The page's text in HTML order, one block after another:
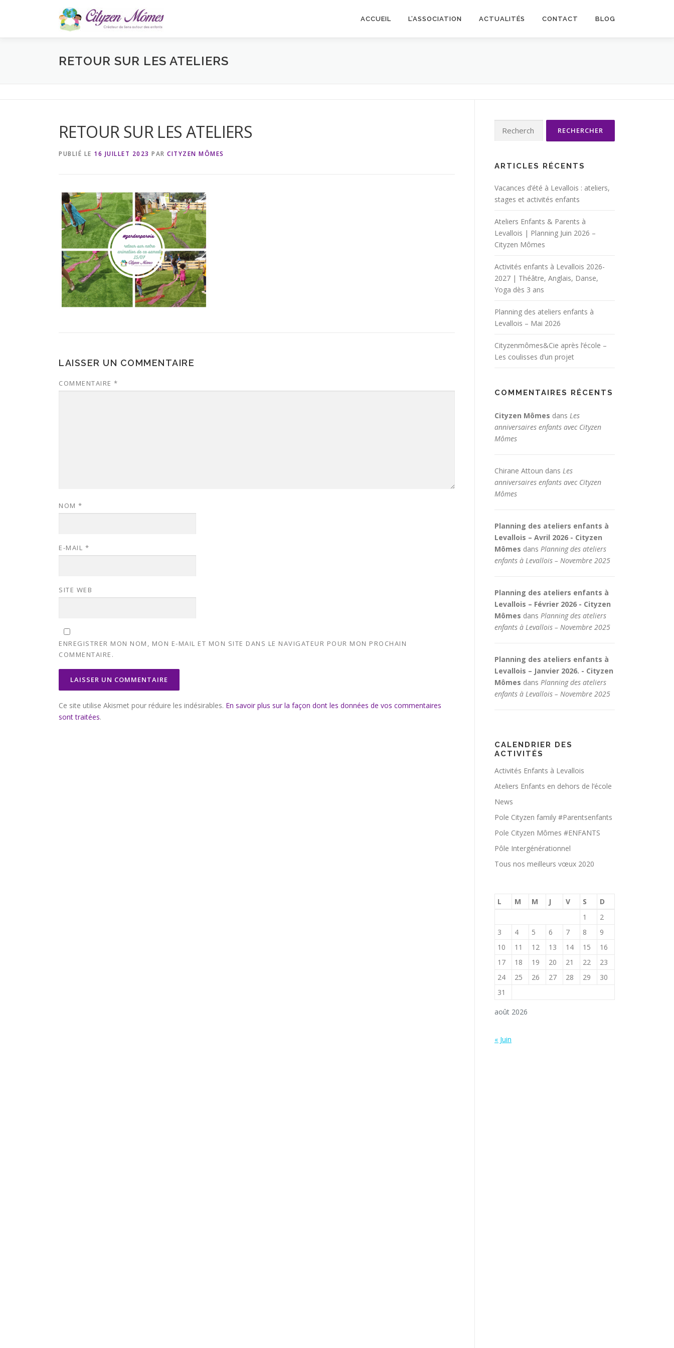
ACCUEIL L’ASSOCIATION ACTUALITÉS CONTACT BLOG
RETOUR SUR LES ATELIERS
RETOUR SUR LES ATELIERS
PUBLIÉ LE 16 JUILLET 2023 PAR CITYZEN MÔMES
LAISSER UN COMMENTAIRE
COMMENTAIRE *
NOM *
E-MAIL *
SITE WEB
ENREGISTRER MON NOM, MON E-MAIL ET MON SITE DANS LE NAVIGATEUR POUR MON PROCHAIN
COMMENTAIRE.
Ce site utilise Akismet pour réduire les indésirables. En savoir plus sur la façon dont les données de vos commentaires
sont traitées.
ARTICLES RÉCENTS
Vacances d’été à Levallois : ateliers,
stages et activités enfants
Ateliers Enfants & Parents à
Levallois | Planning Juin 2026 –
Cityzen Mômes
Activités enfants à Levallois 2026-
2027 | Théâtre, Anglais, Danse,
Yoga dès 3 ans
Planning des ateliers enfants à
Levallois – Mai 2026
Cityzenmômes&Cie après l’école –
Les coulisses d’un projet
COMMENTAIRES RÉCENTS
Cityzen Mômes dans Les
anniversaires enfants avec Cityzen
Mômes
Chirane Attoun dans Les
anniversaires enfants avec Cityzen
Mômes
Planning des ateliers enfants à
Levallois – Avril 2026 - Cityzen
Mômes dans Planning des ateliers
enfants à Levallois – Novembre 2025
Planning des ateliers enfants à
Levallois – Février 2026 - Cityzen
Mômes dans Planning des ateliers
enfants à Levallois – Novembre 2025
Planning des ateliers enfants à
Levallois – Janvier 2026. - Cityzen
Mômes dans Planning des ateliers
enfants à Levallois – Novembre 2025
CALENDRIER DES
ACTIVITÉS
Activités Enfants à Levallois
Ateliers Enfants en dehors de l’école
News
Pole Cityzen family #Parentsenfants
Pole Cityzen Mômes #ENFANTS
Pôle Intergénérationnel
Tous nos meilleurs vœux 2020
août 2026
L M M J V S
D
1
2
3
4 5 6 7 8
9
10
11 12 13 14 15
16
17
18 19 20 21 22
23
24
25 26 27 28 29
30
31
« Juin